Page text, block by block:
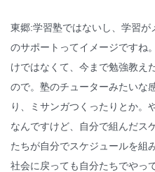
東郷:学習塾ではないし、学習
のサポートってイメージですね
けではなくて、今まで勉強教え
ので。塾のチューターみたいな
り、ミサンガつくったりとか。
なんですけど、自分で組んだス
たちが自分でスケジュールを組
社会に戻っても自分たちでやっ